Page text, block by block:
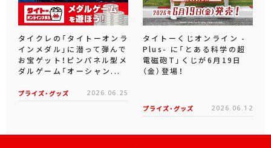
タイクレの「タイトーオンラ
インメダル」に潜って弾んで
お宝ゲット！ピンパネル型メ
ダルゲーム「オーシャン...
プライズ・グッズ 2026.06.25
タイトーくじオンライン -
Plus- に「とある科学の超
電磁砲T」くじが6月19日
（金）登場！
プライズ・グッズ 2026.06.12